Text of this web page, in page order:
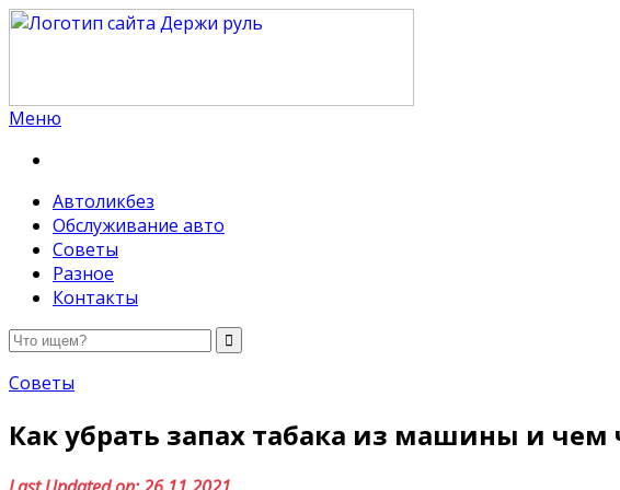
Меню
Автоликбез
Обслуживание авто
Советы
Разное
Контакты
Советы
Как убрать запах табака из машины и